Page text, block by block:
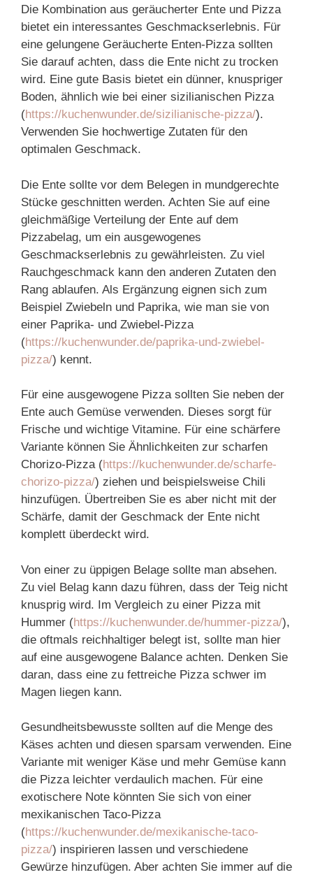
Die Kombination aus geräucherter Ente und Pizza
bietet ein interessantes Geschmackserlebnis. Für
eine gelungene Geräucherte Enten-Pizza sollten
Sie darauf achten, dass die Ente nicht zu trocken
wird. Eine gute Basis bietet ein dünner, knuspriger
Boden, ähnlich wie bei einer sizilianischen Pizza
(https://kuchenwunder.de/sizilianische-pizza/).
Verwenden Sie hochwertige Zutaten für den
optimalen Geschmack.
Die Ente sollte vor dem Belegen in mundgerechte
Stücke geschnitten werden. Achten Sie auf eine
gleichmäßige Verteilung der Ente auf dem
Pizzabelag, um ein ausgewogenes
Geschmackserlebnis zu gewährleisten. Zu viel
Rauchgeschmack kann den anderen Zutaten den
Rang ablaufen. Als Ergänzung eignen sich zum
Beispiel Zwiebeln und Paprika, wie man sie von
einer Paprika- und Zwiebel-Pizza
(https://kuchenwunder.de/paprika-und-zwiebel-
pizza/) kennt.
Für eine ausgewogene Pizza sollten Sie neben der
Ente auch Gemüse verwenden. Dieses sorgt für
Frische und wichtige Vitamine. Für eine schärfere
Variante können Sie Ähnlichkeiten zur scharfen
Chorizo-Pizza (https://kuchenwunder.de/scharfe-
chorizo-pizza/) ziehen und beispielsweise Chili
hinzufügen. Übertreiben Sie es aber nicht mit der
Schärfe, damit der Geschmack der Ente nicht
komplett überdeckt wird.
Von einer zu üppigen Belage sollte man absehen.
Zu viel Belag kann dazu führen, dass der Teig nicht
knusprig wird. Im Vergleich zu einer Pizza mit
Hummer (https://kuchenwunder.de/hummer-pizza/),
die oftmals reichhaltiger belegt ist, sollte man hier
auf eine ausgewogene Balance achten. Denken Sie
daran, dass eine zu fettreiche Pizza schwer im
Magen liegen kann.
Gesundheitsbewusste sollten auf die Menge des
Käses achten und diesen sparsam verwenden. Eine
Variante mit weniger Käse und mehr Gemüse kann
die Pizza leichter verdaulich machen. Für eine
exotischere Note könnten Sie sich von einer
mexikanischen Taco-Pizza
(https://kuchenwunder.de/mexikanische-taco-
pizza/) inspirieren lassen und verschiedene
Gewürze hinzufügen. Aber achten Sie immer auf die